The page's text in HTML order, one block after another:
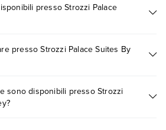
presso Strozzi Palace
By Mansley. Scoprile tutte nella
presso Strozzi Palace Suites By
es. date, condizioni dell'hotel, ecc). Per
il motore di ricerca e scegli
sono disponibili presso Strozzi